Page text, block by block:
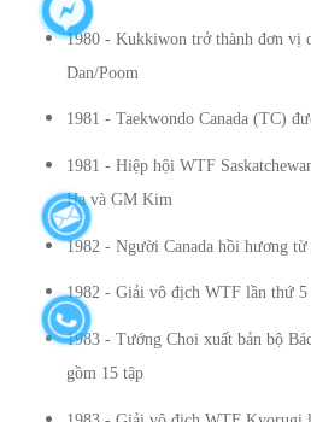
1980 - Kukkiwon trở thành đơn vị
Dan/Poom
1981 - Taekwondo Canada (TC)
1981 - Hiệp hội WTF
Ha và GM Kim
1982 - Người Canada hồi hương
1982 - Giải vô địch WTF lần thứ 5
1983 - Tướng Choi xuất bản bộ
gồm 15 tập